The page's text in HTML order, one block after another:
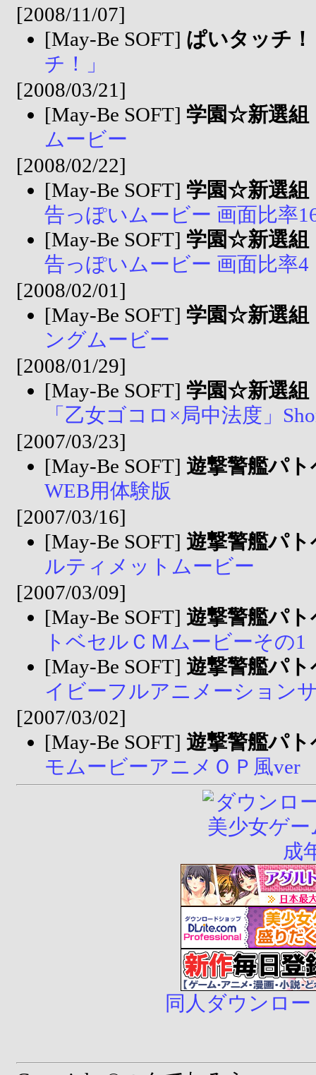
[2008/11/07]
[May-Be SOFT] ぱいタッチ！
チ！」
[2008/03/21]
[May-Be SOFT] 学園☆新選組
ムービー
[2008/02/22]
[May-Be SOFT] 学園☆新選組
告っぽいムービー 画面比率
[May-Be SOFT] 学園☆新選組
告っぽいムービー 画面比率4
[2008/02/01]
[May-Be SOFT] 学園☆新選組
ングムービー
[2008/01/29]
[May-Be SOFT] 学園☆新選組
「乙女ゴコロ×局中法度」
[2007/03/23]
[May-Be SOFT] 遊撃警艦パ
WEB用体験版
[2007/03/16]
[May-Be SOFT] 遊撃警艦パ
ルティメットムービー
[2007/03/09]
[May-Be SOFT] 遊撃警艦パ
トベセルＣＭムービーその1
[May-Be SOFT] 遊撃警艦パ
イビーフルアニメーション
[2007/03/02]
[May-Be SOFT] 遊撃警艦パ
モムービーアニメＯＰ風ver
同人ダウンロー